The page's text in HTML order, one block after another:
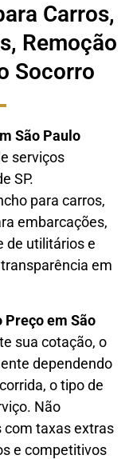
Carros,
Remoção
Socorro
São Paulo
serviços
SP.
para carros,
embarcações,
de utilitários e
em
Preço em São
sua cotação, o
dependendo
o tipo de
Não
com taxas extras
e competitivos